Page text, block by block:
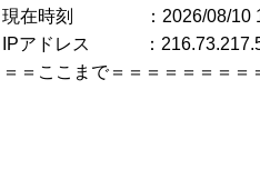
現在時刻 ：2026/08/10
IPアドレス ：
＝＝ここまで＝＝＝＝＝＝＝＝